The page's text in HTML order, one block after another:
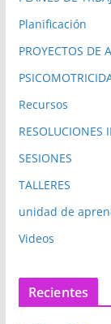
Planificación
PROYECTOS DE
Recursos
RESOLUCIONES
SESIONES
TALLERES
unidad de
Videos
Recientes